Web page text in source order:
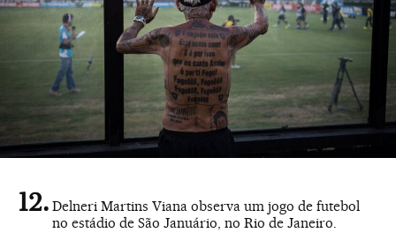
Delneri Martins Viana observa um jogo de futebol
no estádio de São Januário, no Rio de Janeiro.